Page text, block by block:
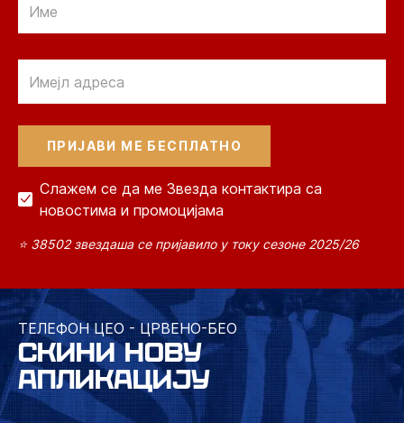
Слажем се да ме Звезда контактира са
новостима и промоцијама
⭐ 38502 звездаша се пријавило у току сезоне 2025/26
ТЕЛЕФОН ЦЕО - ЦРВЕНО-БЕО
СКИНИ НОВУ
АПЛИКАЦИЈУ